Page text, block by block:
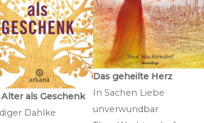
als Geschenk
Dahlke
Das geheilte Herz
In Sachen Liebe
unverwundbar